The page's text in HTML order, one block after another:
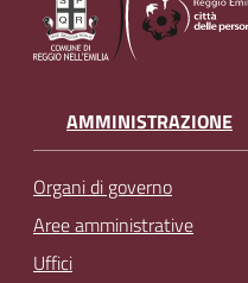
AMMINISTRAZIONE
Organi di governo
Aree amministrative
Uffici